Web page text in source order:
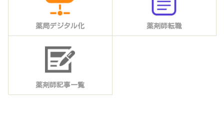
薬局デジタル化 薬剤師転職
薬剤師記事一覧